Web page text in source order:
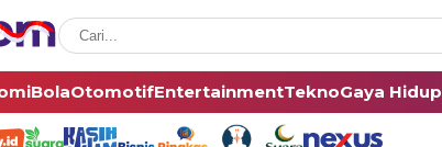
BolaOtomotifEntertainmentTeknoGaya Hidup